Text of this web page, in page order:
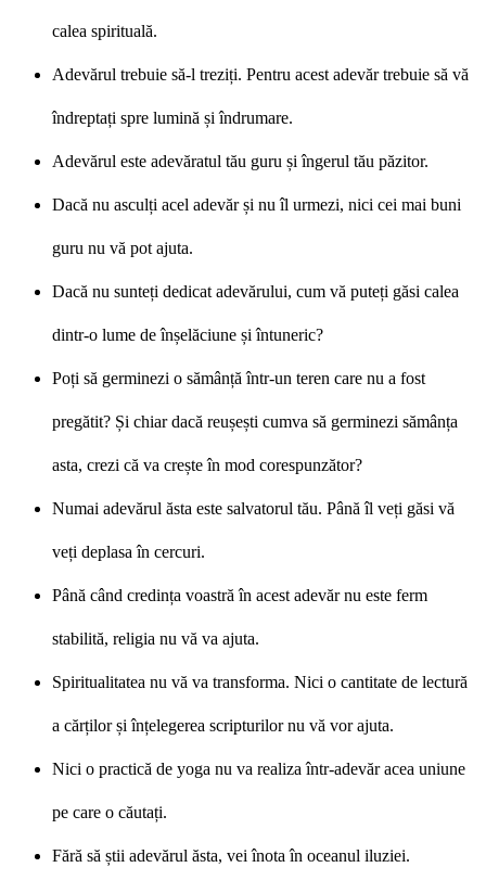
calea spirituală.
Adevărul trebuie să-l treziți. Pentru acest adevăr trebuie să vă
îndreptați spre lumină și îndrumare.
Adevărul este adevăratul tău guru și îngerul tău păzitor.
Dacă nu asculți acel adevăr și nu îl urmezi, nici cei mai buni
guru nu vă pot ajuta.
Dacă nu sunteți dedicat adevărului, cum vă puteți găsi calea
dintr-o lume de înșelăciune și întuneric?
Poți să germinezi o sămânță într-un teren care nu a fost
pregătit? Și chiar dacă reușești cumva să germinezi sămânța
asta, crezi că va crește în mod corespunzător?
Numai adevărul ăsta este salvatorul tău. Până îl veți găsi vă
veți deplasa în cercuri.
Până când credința voastră în acest adevăr nu este ferm
stabilită, religia nu vă va ajuta.
Spiritualitatea nu vă va transforma. Nici o cantitate de lectură
a cărților și înțelegerea scripturilor nu vă vor ajuta.
Nici o practică de yoga nu va realiza într-adevăr acea uniune
pe care o căutați.
Fără să știi adevărul ăsta, vei înota în oceanul iluziei.